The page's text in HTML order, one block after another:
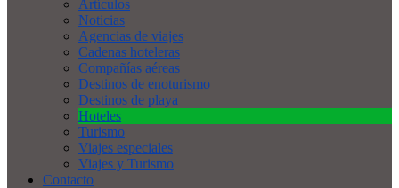
Artículos
Noticias
Agencias de viajes
Cadenas hoteleras
Compañías aéreas
Destinos de enoturismo
Destinos de playa
Hoteles
Turismo
Viajes especiales
Viajes y Turismo
Contacto